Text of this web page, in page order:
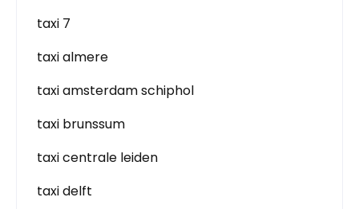
taxi 7
taxi almere
taxi amsterdam schiphol
taxi brunssum
taxi centrale leiden
taxi delft